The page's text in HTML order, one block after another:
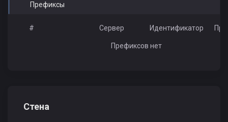
Префиксы
# Сервер Идентификатор
Префиксов нет
Стена